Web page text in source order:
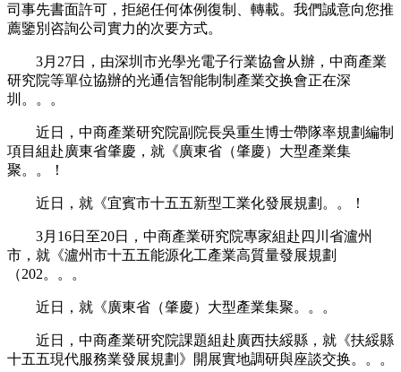
司事先書面許可，拒絕任何体例復制、轉載。我們誠意向您推
薦鑒別咨詢公司實力的次要方式。
3月27日，由深圳市光學光電子行業協會从辦，中商產業
研究院等單位協辦的光通信智能制制產業交换會正在深
圳。。。
近日，中商產業研究院副院長吳重生博士帶隊率規劃編制
項目組赴廣東省肇慶，就《廣東省（肇慶）大型產業集
聚。。！
近日，就《宜賓市十五五新型工業化發展規劃。。！
3月16日至20日，中商產業研究院專家組赴四川省瀘州
市，就《瀘州市十五五能源化工產業高質量發展規劃
（202。。。
近日，就《廣東省（肇慶）大型產業集聚。。。
近日，中商產業研究院課題組赴廣西扶綏縣，就《扶綏縣
十五五現代服務業發展規劃》開展實地調研與座談交换。。。